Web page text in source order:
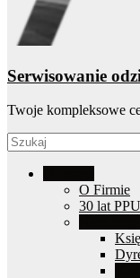
Serwisowanie
Twoje kompleksowe
O Firmie
30 lat